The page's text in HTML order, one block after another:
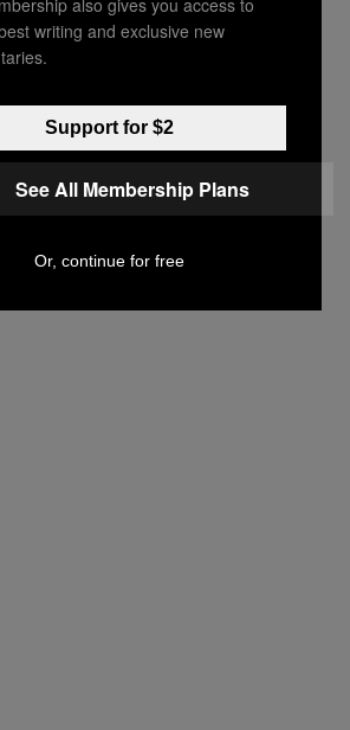
dir überhaupt helfen
auch einen Psychiater, der
lassen definitiv nicht jeden
machen und schienen auch
die Leute auszusieben, die
gekommen waren, um an
writing and exclusive new
Support for $2
See All Membership Plans
Or, continue for free